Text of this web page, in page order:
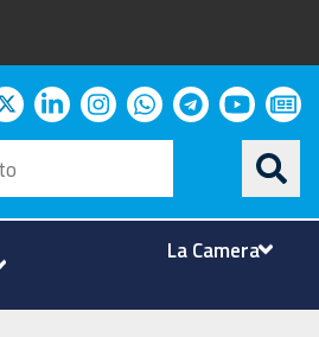
twitterlinkedininstagram
whatsapp
telegram
Cerca
nel
sito
La Camera